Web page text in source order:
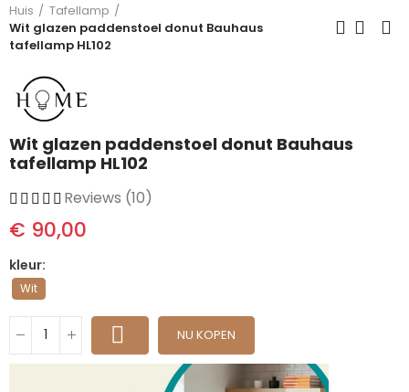
Huis
Tafellamp
Wit glazen paddenstoel donut Bauhaus
tafellamp HL102
Wit glazen paddenstoel donut Bauhaus
tafellamp HL102
Reviews (10)
€ 90,00
kleur
Wit
NU KOPEN